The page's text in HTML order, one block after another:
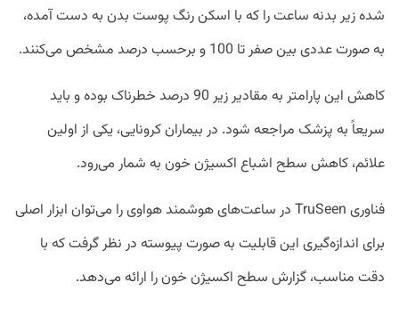
شده زیر بدنه ساعت را که با اسکن رنگ پوست بدن به دست آمده،
به صورت عددی بین صفر تا 100 و برحسب درصد مشخص می‌کنند.
کاهش این پارامتر به مقادیر زیر 90 درصد خطرناک بوده و باید
سریعاً به پزشک مراجعه شود. در بیماران کرونایی، یکی از اولین
علائم، کاهش سطح اشباع اکسیژن خون به شمار می‌رود.
فناوری TruSeen در ساعت‎‌های هوشمند هواوی را می‌توان ابزار اصلی
برای اندازه‌گیری این قابلیت به صورت پیوسته در نظر گرفت که با
دقت مناسب، گزارش سطح اکسیژن خون را ارائه می‌‎دهد.